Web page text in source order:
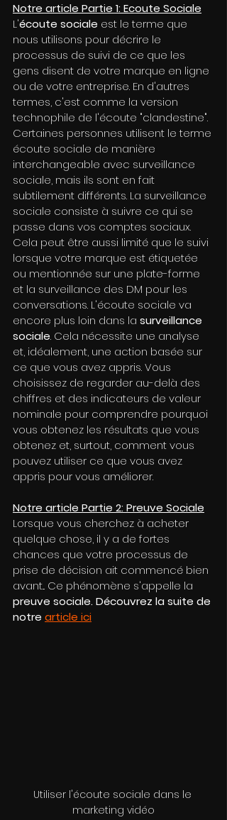
Notre article Partie 1: Ecoute Sociale
L'écoute sociale est le terme que
nous utilisons pour décrire le
processus de suivi de ce que les
gens disent de votre marque en ligne
ou de votre entreprise. En d'autres
termes, c'est comme la version
technophile de l'écoute "clandestine".
Certaines personnes utilisent le terme
écoute sociale de manière
interchangeable avec surveillance
sociale, mais ils sont en fait
subtilement différents. La surveillance
sociale consiste à suivre ce qui se
passe dans vos comptes sociaux.
Cela peut être aussi limité que le suivi
lorsque votre marque est étiquetée
ou mentionnée sur une plate-forme
et la surveillance des DM pour les
conversations. L'écoute sociale va
encore plus loin dans la surveillance
sociale. Cela nécessite une analyse
et, idéalement, une action basée sur
ce que vous avez appris. Vous
choisissez de regarder au-delà des
chiffres et des indicateurs de valeur
nominale pour comprendre pourquoi
vous obtenez les résultats que vous
obtenez et, surtout, comment vous
pouvez utiliser ce que vous avez
appris pour vous améliorer.
Notre article Partie 2: Preuve Sociale
Lorsque vous cherchez à acheter
quelque chose, il y a de fortes
chances que votre processus de
prise de décision ait commencé bien
avant... Ce phénomène s'appelle la
preuve sociale. Découvrez la suite de
notre article ici
Utiliser l'écoute sociale dans le
marketing vidéo